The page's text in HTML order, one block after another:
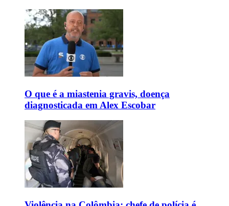
O que é a miastenia gravis, doença
diagnosticada em Alex Escobar